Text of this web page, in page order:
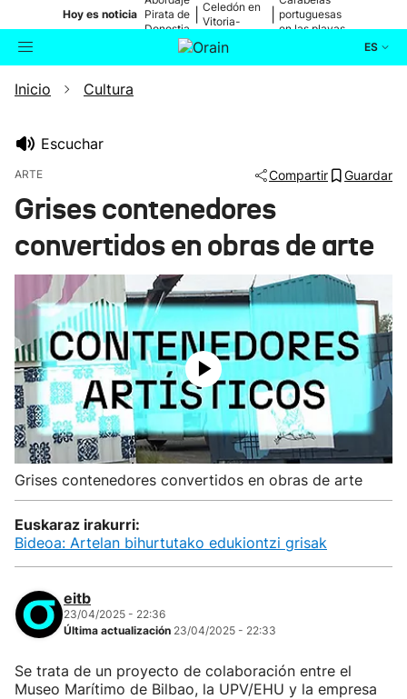
Hoy es noticia Pirata de
Donostia
Celedón en
Vitoria-
portuguesas
en las playas
ES
Buscador
Ikusmiran
Eguraldia
Inicio Cultura
Escuchar
ARTE Compartir Guardar
Grises contenedores
convertidos en obras de arte
Grises contenedores convertidos en obras de arte
Euskaraz irakurri:
Bideoa: Artelan bihurtutako edukiontzi grisak
eitb
23/04/2025 - 22:36
Última actualización 23/04/2025 - 22:33
Se trata de un proyecto de colaboración entre el
Museo Marítimo de Bilbao, la UPV/EHU y la empresa